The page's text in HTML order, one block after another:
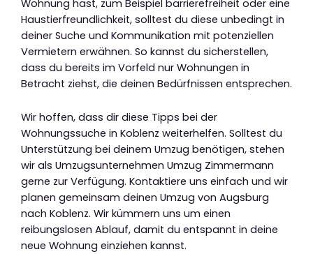
Wohnung hast, zum Beispiel barrierefreiheit oder eine
Haustierfreundlichkeit, solltest du diese unbedingt in
deiner Suche und Kommunikation mit potenziellen
Vermietern erwähnen. So kannst du sicherstellen,
dass du bereits im Vorfeld nur Wohnungen in
Betracht ziehst, die deinen Bedürfnissen entsprechen.
Wir hoffen, dass dir diese Tipps bei der
Wohnungssuche in Koblenz weiterhelfen. Solltest du
Unterstützung bei deinem Umzug benötigen, stehen
wir als Umzugsunternehmen Umzug Zimmermann
gerne zur Verfügung. Kontaktiere uns einfach und wir
planen gemeinsam deinen Umzug von Augsburg
nach Koblenz. Wir kümmern uns um einen
reibungslosen Ablauf, damit du entspannt in deine
neue Wohnung einziehen kannst.